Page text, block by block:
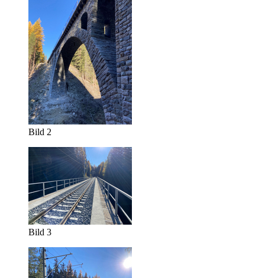
Bild 2
Bild 3